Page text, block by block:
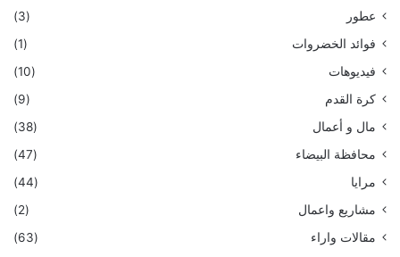
عطور
(3)
فوائد الخضروات
(1)
فيديوهات
(10)
كرة القدم
(9)
مال و أعمال
(38)
محافظة البيضاء
(47)
مرايا
(44)
مشاريع واعمال
(2)
مقالات واراء
(63)